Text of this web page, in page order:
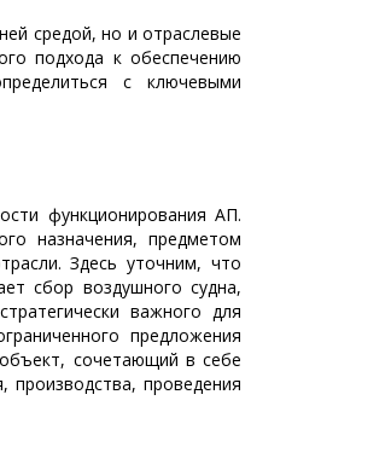
средой, но и отраслевые
подхода к обеспечению
с ключевыми
функционирования АП.
назначения, предметом
Здесь уточним, что
сбор воздушного судна,
важного для
предложения
сочетающий в себе
проведения